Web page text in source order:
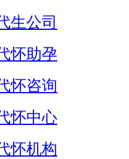
生公司
怀助孕
怀咨询
怀中心
怀机构